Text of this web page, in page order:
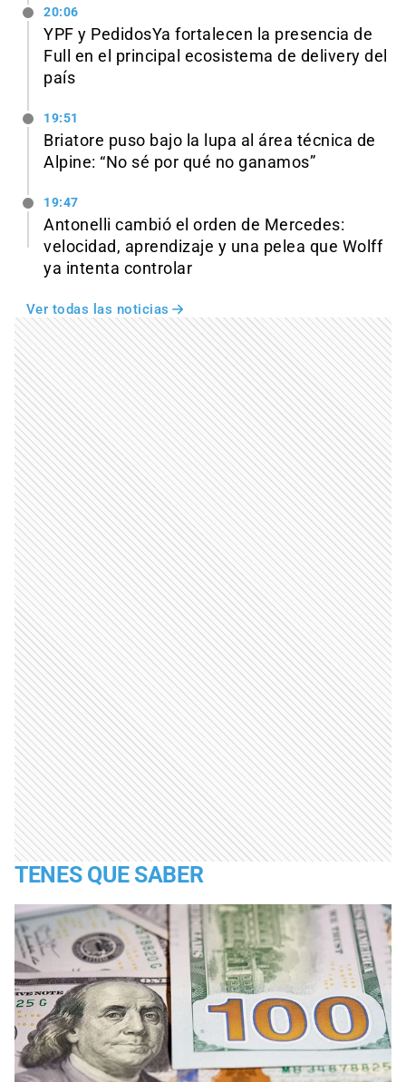
20:06
YPF y PedidosYa fortalecen la presencia de
Full en el principal ecosistema de delivery del
país
19:51
Briatore puso bajo la lupa al área técnica de
Alpine: “No sé por qué no ganamos”
19:47
Antonelli cambió el orden de Mercedes:
velocidad, aprendizaje y una pelea que Wolff
ya intenta controlar
Ver todas las noticias
TENES QUE SABER